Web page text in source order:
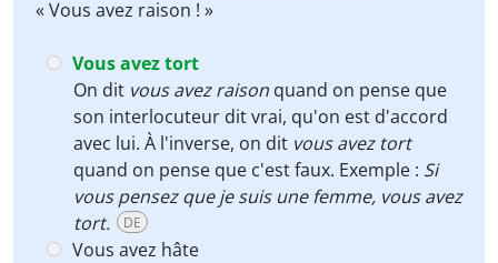
Player
« Vous avez raison ! »
Vous avez tort
On dit vous avez raison quand on pense que
son interlocuteur dit vrai, qu'on est d'accord
avec lui. À l'inverse, on dit vous avez tort
quand on pense que c'est faux. Exemple : Si
vous pensez que je suis une femme, vous avez
tort.
DE
Vous avez hâte